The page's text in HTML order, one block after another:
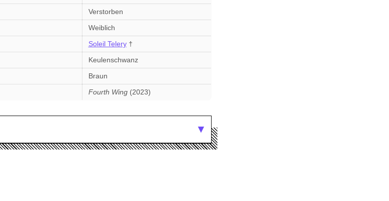
Verstorben
Weiblich
Soleil Telery†
Keulenschwanz
Braun
Fourth Wing(2023)